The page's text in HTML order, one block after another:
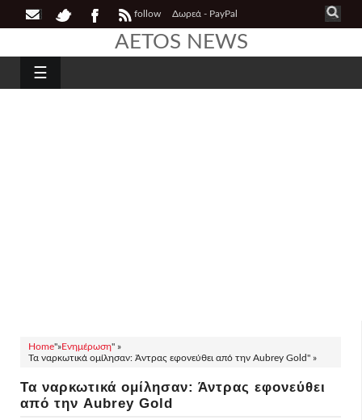
follow Δωρεά - PayPal
AETOS NEWS
☰
Home"»Ενημέρωση" »
Τα ναρκωτικά ομίλησαν: Άντρας εφονεύθει από την Aubrey Gold" »
Τα ναρκωτικά ομίλησαν: Άντρας εφονεύθει
από την Aubrey Gold